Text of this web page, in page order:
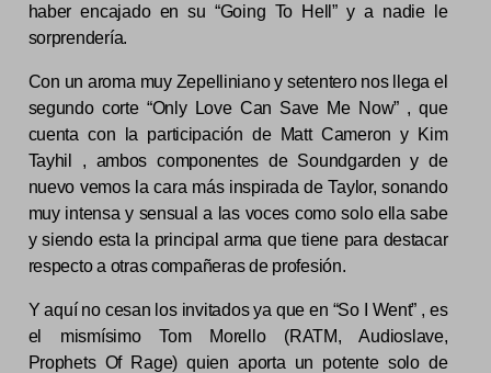
haber encajado en su “Going To Hell” y a nadie le
sorprendería.
Con un aroma muy Zepelliniano y setentero nos llega el
segundo corte “Only Love Can Save Me Now” , que
cuenta con la participación de Matt Cameron y Kim
Tayhil , ambos componentes de Soundgarden y de
nuevo vemos la cara más inspirada de Taylor, sonando
muy intensa y sensual a las voces como solo ella sabe
y siendo esta la principal arma que tiene para destacar
respecto a otras compañeras de profesión.
Y aquí no cesan los invitados ya que en “So I Went” , es
el mismísimo Tom Morello (RATM, Audioslave,
Prophets Of Rage) quien aporta un potente solo de